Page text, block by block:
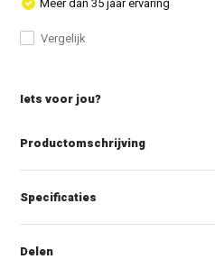
Meer dan 35 jaar ervaring
Vergelijk
Productomschrijving
Iets voor jou?
Specificaties
Delen